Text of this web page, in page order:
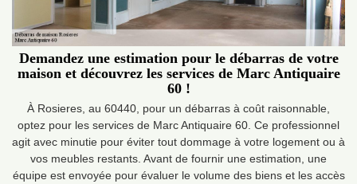
Demandez une estimation pour le débarras de votre
maison et découvrez les services de Marc Antiquaire
60 !
À Rosieres, au 60440, pour un débarras à coût raisonnable,
optez pour les services de Marc Antiquaire 60. Ce professionnel
agit avec minutie pour éviter tout dommage à votre logement ou à
vos meubles restants. Avant de fournir une estimation, une
équipe est envoyée pour évaluer le volume des biens et les accès